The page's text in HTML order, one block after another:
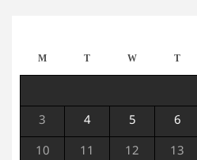
M T W T
3 4 5 6
10 11 12 13